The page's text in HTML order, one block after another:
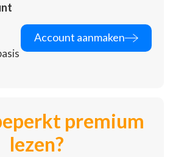
Account aanmaken
premium
lezen?